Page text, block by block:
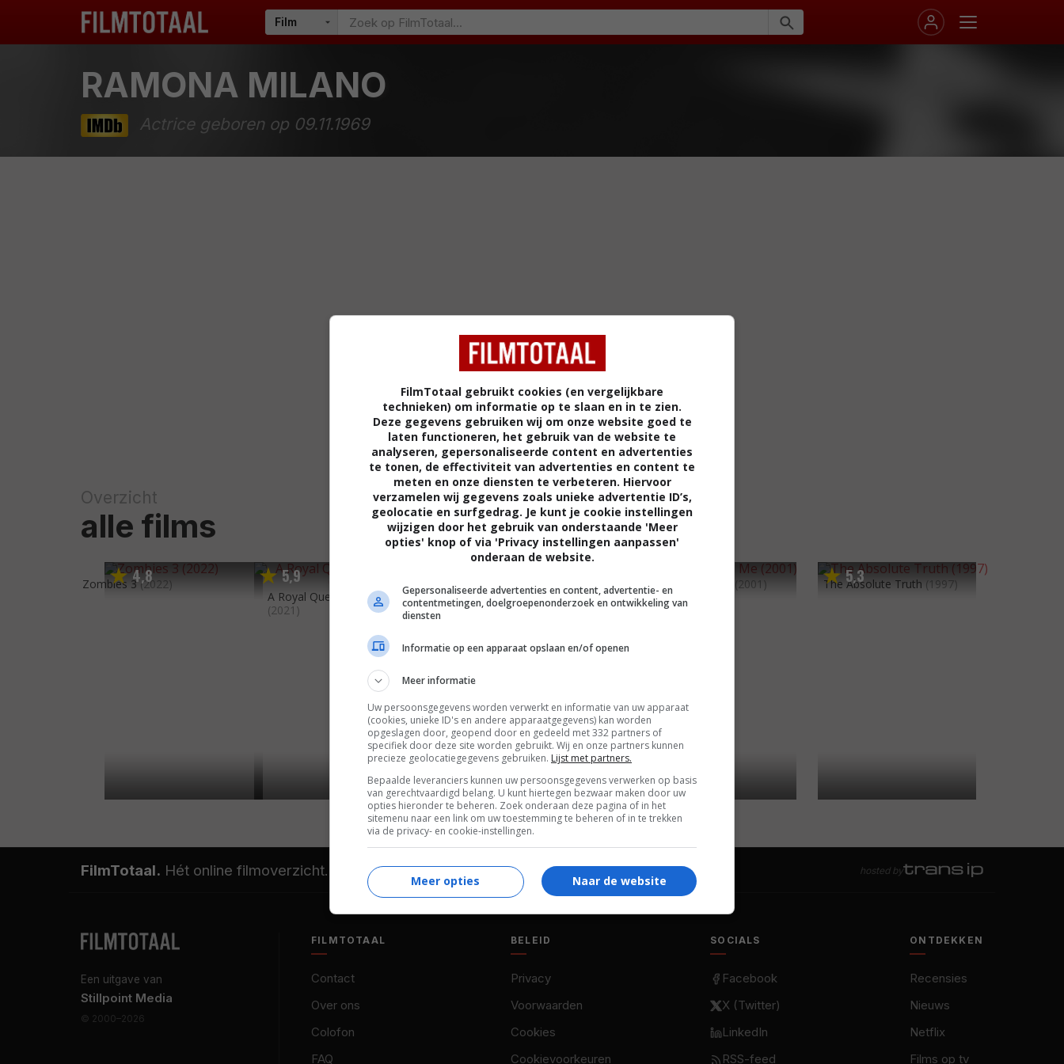
RAMONA MILANO
Actrice geboren op 09.11.1969
Overzicht
alle films
4,8
Zombies 3 (2022) 5,9
A Royal Queens Christmas
(2021)
Full Out (2015) You Belong to Me (2001) 5,3
The Absolute Truth (1997)
FilmTotaal. Hét online filmoverzicht. hosted by
Een uitgave van
Stillpoint Media
© 2000–2026
FILMTOTAAL
Contact
Over ons
Colofon
FAQ
BELEID
Privacy
Voorwaarden
Cookies
Cookievoorkeuren
SOCIALS
Facebook
X (Twitter)
LinkedIn
RSS-feed
ONTDEKKEN
Recensies
Nieuws
Netflix
Films op tv
FilmTotaal gebruikt cookies (en vergelijkbare
technieken) om informatie op te slaan en in te zien.
Deze gegevens gebruiken wij om onze website goed te
laten functioneren, het gebruik van de website te
analyseren, gepersonaliseerde content en advertenties
te tonen, de effectiviteit van advertenties en content te
meten en onze diensten te verbeteren. Hiervoor
verzamelen wij gegevens zoals unieke advertentie ID’s,
geolocatie en surfgedrag. Je kunt je cookie instellingen
wijzigen door het gebruik van onderstaande 'Meer
opties' knop of via 'Privacy instellingen aanpassen'
onderaan de website.
Gepersonaliseerde advertenties en content, advertentie- en
contentmetingen, doelgroepenonderzoek en ontwikkeling van
diensten
Informatie op een apparaat opslaan en/of openen
Meer informatie
Uw persoonsgegevens worden verwerkt en informatie van uw apparaat
(cookies, unieke ID's en andere apparaatgegevens) kan worden
opgeslagen door, geopend door en gedeeld met 332 partners of
specifiek door deze site worden gebruikt. Wij en onze partners kunnen
precieze geolocatiegegevens gebruiken. Lijst met partners.
Bepaalde leveranciers kunnen uw persoonsgegevens verwerken op basis
van gerechtvaardigd belang. U kunt hiertegen bezwaar maken door uw
opties hieronder te beheren. Zoek onderaan deze pagina of in het
sitemenu naar een link om uw toestemming te beheren of in te trekken
via de privacy- en cookie-instellingen.
Naar de website
Meer opties